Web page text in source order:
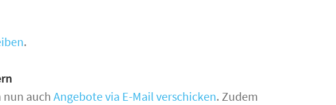
.
nun auch Angebote via E-Mail verschicken. Zudem